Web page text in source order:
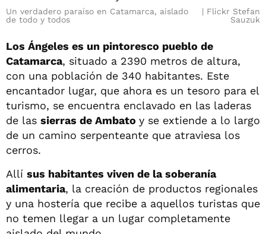
Un verdadero paraíso en Catamarca, aislado
de todo y todos
Flickr Stefan
Sauzuk
Los Ángeles es un pintoresco pueblo de
Catamarca, situado a 2390 metros de altura,
con una población de 340 habitantes. Este
encantador lugar, que ahora es un tesoro para el
turismo, se encuentra enclavado en las laderas
de las sierras de Ambato y se extiende a lo largo
de un camino serpenteante que atraviesa los
cerros.
Allí sus habitantes viven de la soberanía
alimentaria, la creación de productos regionales
y una hostería que recibe a aquellos turistas que
no temen llegar a un lugar completamente